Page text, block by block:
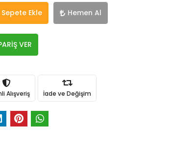
Sepete Ekle Hemen Al
VER
Alışveriş İade ve Değişim